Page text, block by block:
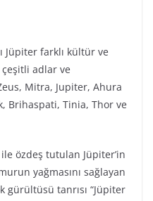
Jüpiter farklı kültür ve
çeşitli adlar ve
Mitra, Jupiter, Ahura
Brihaspati, Tinia, Thor ve
ile özdeş tutulan Jüpiter’in
yağmasını sağlayan
gürültüsü tanrısı “Jüpiter